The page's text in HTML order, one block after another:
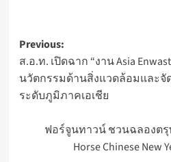
Post
navigation
Previous:
ส.อ.ท. เปิดฉาก “งาน Asia
นวัตกรรมด้านสิ่งแวดล้อมและจั
ระดับภูมิภาคเอเชีย
ฟอร์จูนทาวน์ ชวนฉลองตรุ
Horse Chinese New